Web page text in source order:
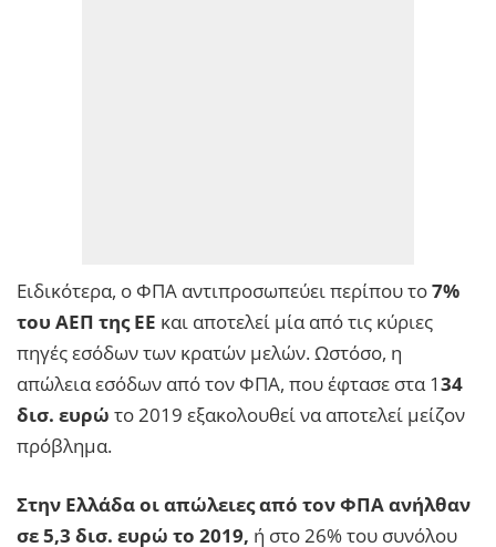
Ειδικότερα, ο ΦΠΑ αντιπροσωπεύει περίπου το7%
του ΑΕΠ της ΕΕ και αποτελεί μία από τις κύριες
πηγές εσόδων των κρατών μελών. Ωστόσο, η
απώλεια εσόδων από τον ΦΠΑ, που έφτασε στα 134
δισ. ευρώ το 2019 εξακολουθεί να αποτελεί μείζον
πρόβλημα.
Στην Ελλάδα οι απώλειες από τον ΦΠΑ ανήλθαν
σε 5,3 δισ. ευρώ το 2019, ή στο 26% του συνόλου